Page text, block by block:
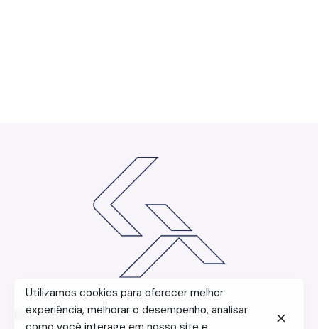
Endereço
Utilizamos cookies para oferecer melhor
experiência, melhorar o desempenho, analisar